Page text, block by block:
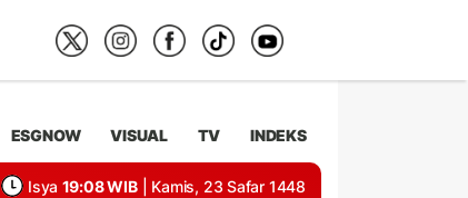
ESGNOW VISUAL TV INDEKS
Isya 19:08 WIB | Kamis, 23 Safar 1448